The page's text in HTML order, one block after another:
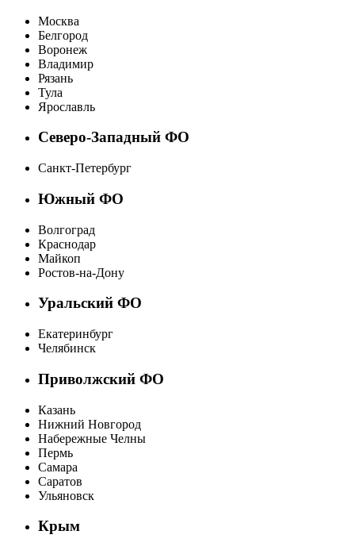
Москва
Белгород
Воронеж
Владимир
Рязань
Тула
Ярославль
Северо-Западный ФО
Санкт-Петербург
Южный ФО
Волгоград
Краснодар
Майкоп
Ростов-на-Дону
Уральский ФО
Екатеринбург
Челябинск
Приволжский ФО
Казань
Нижний Новгород
Набережные Челны
Пермь
Самара
Саратов
Ульяновск
Крым